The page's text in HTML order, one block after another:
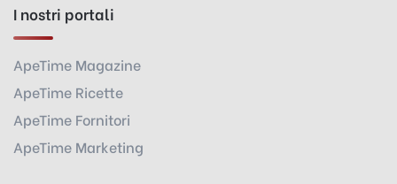
I nostri portali
ApeTime Magazine
ApeTime Ricette
ApeTime Fornitori
ApeTime Marketing